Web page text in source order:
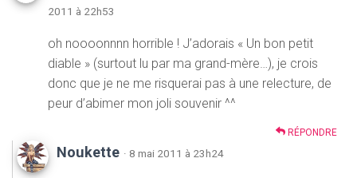
2011 à 22h53
oh noooonnnn horrible ! J’adorais « Un bon petit
diable » (surtout lu par ma grand-mère…), je crois
donc que je ne me risquerai pas à une relecture, de
peur d’abimer mon joli souvenir ^^
RÉPONDRE
Noukette · 8 mai 2011 à 23h24